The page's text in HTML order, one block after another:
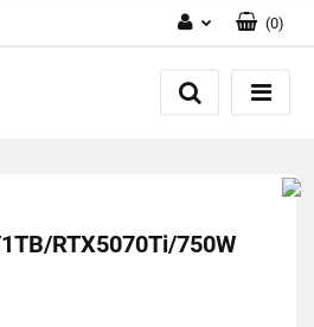
Zaloguj się
Zarejestruj się
(0)
RTX5070Ti/750W